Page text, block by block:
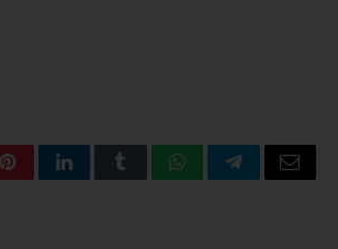
PinterestLinkedInTumblrWhatsAppTelegramEmail